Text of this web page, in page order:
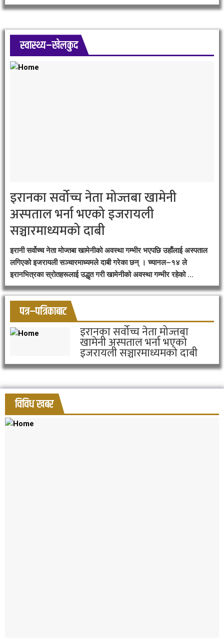
स्वास्थ्य–खेलकुद
इरानका सर्वोच्च नेता मोज्तबा खामेनी
अस्पताल भर्ना भएको इजरायली
सञ्चारमाध्यमको दाबी
इरानी सर्वोच्च नेता मोज्तबा खामेनीको अवस्था गम्भीर भएपछि उहाँलाई अस्पताल
लगिएको इजरायली सञ्चारमाध्यमले दाबी गरेका छन् । च्यानल–१४ ले
इरानभित्रका स्रोतहरूलाई उद्धृत गरी खामेनीको अवस्था गम्भीर रहेको ...
पत्र–पत्रिकाबाट
इरानका सर्वोच्च नेता मोज्तबा
खामेनी अस्पताल भर्ना भएको
इजरायली सञ्चारमाध्यमको दाबी
विविध खबर